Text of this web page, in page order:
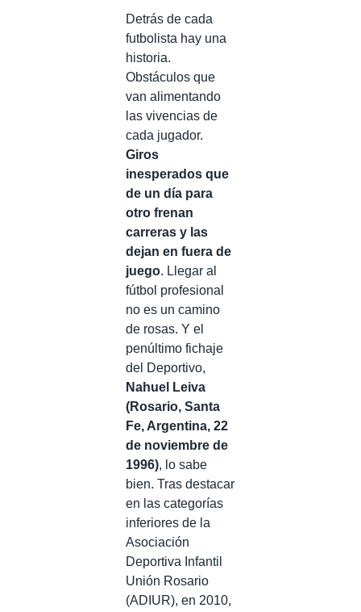
Detrás de cada
futbolista hay una
historia.
Obstáculos que
van alimentando
las vivencias de
cada jugador.
Giros
inesperados que
de un día para
otro frenan
carreras y las
dejan en fuera de
juego. Llegar al
fútbol profesional
no es un camino
de rosas. Y el
penúltimo fichaje
del Deportivo,
Nahuel Leiva
(Rosario, Santa
Fe, Argentina, 22
de noviembre de
1996), lo sabe
bien. Tras destacar
en las categorías
inferiores de la
Asociación
Deportiva Infantil
Unión Rosario
(ADIUR), en 2010,